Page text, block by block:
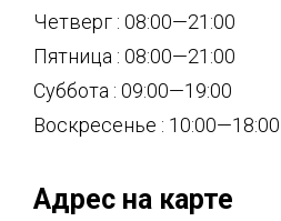
Четверг : 08:00—21:00
Пятница : 08:00—21:00
Суббота : 09:00—19:00
Воскресенье : 10:00—18:00
Адрес на карте